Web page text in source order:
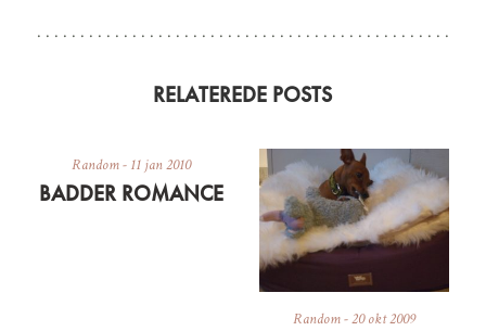
RELATEREDE POSTS
Random- 11 jan 2010
BADDER ROMANCE
Random-20 okt 2009